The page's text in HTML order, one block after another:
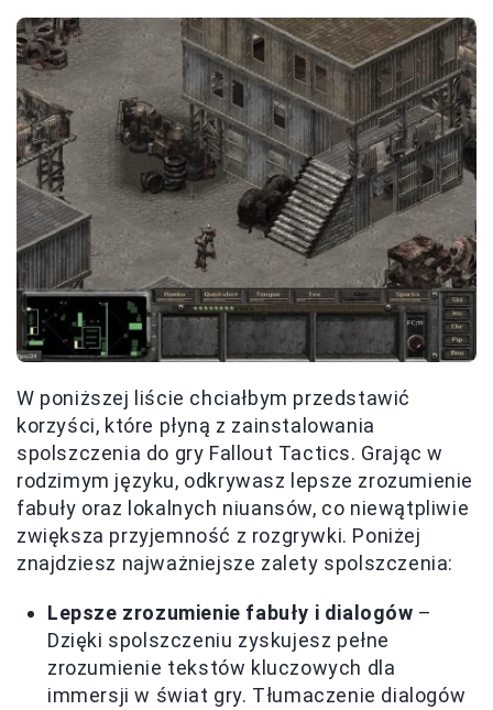
W poniższej liście chciałbym przedstawić
korzyści, które płyną z zainstalowania
spolszczenia do gry Fallout Tactics. Grając w
rodzimym języku, odkrywasz lepsze zrozumienie
fabuły oraz lokalnych niuansów, co niewątpliwie
zwiększa przyjemność z rozgrywki. Poniżej
znajdziesz najważniejsze zalety spolszczenia:
Lepsze zrozumienie fabuły i dialogów –
Dzięki spolszczeniu zyskujesz pełne
zrozumienie tekstów kluczowych dla
immersji w świat gry. Tłumaczenie dialogów